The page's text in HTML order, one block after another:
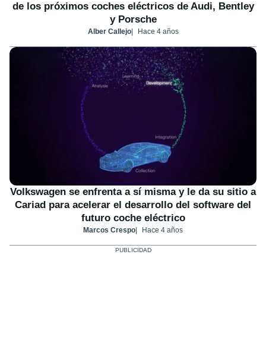
de los próximos coches eléctricos de Audi, Bentley
y Porsche
Alber Callejo Hace 4 años
Volkswagen se enfrenta a sí misma y le da su sitio a
Cariad para acelerar el desarrollo del software del
futuro coche eléctrico
Marcos Crespo Hace 4 años